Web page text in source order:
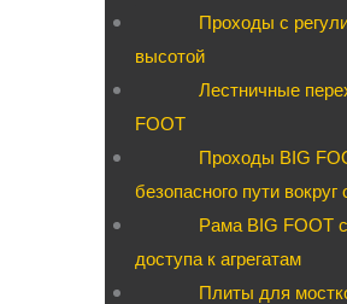
Проходы с
высотой
Лестничные
FOOT
Проходы BIG
безопасного пути
Рама BIG FOOT
доступа к агрегатам
Плиты для